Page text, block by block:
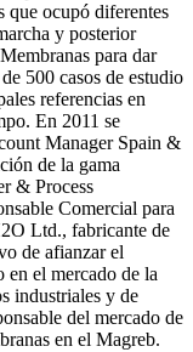
que ocupó diferentes
y posterior
para dar
500 casos de estudio
referencias en
En 2011 se
Manager Spain &
de la gama
& Process
Comercial para
Ltd., fabricante de
de afianzar el
en el mercado de la
industriales y de
del mercado de
en el Magreb.